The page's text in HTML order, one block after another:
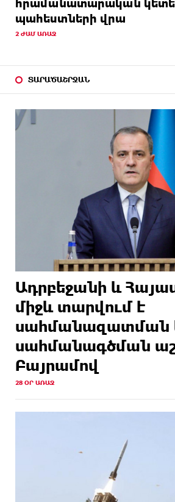
հրամանատարական
պահեստների վրա
2 ԺԱՄ ԱՌԱՋ
ՏԱՐԱԾԱՇՐՋԱՆ
Ադրբեջանի և
միջև տարվում է
սահմանազատման
սահմանագծման
Բայրամով
28 ՕՐ ԱՌԱՋ